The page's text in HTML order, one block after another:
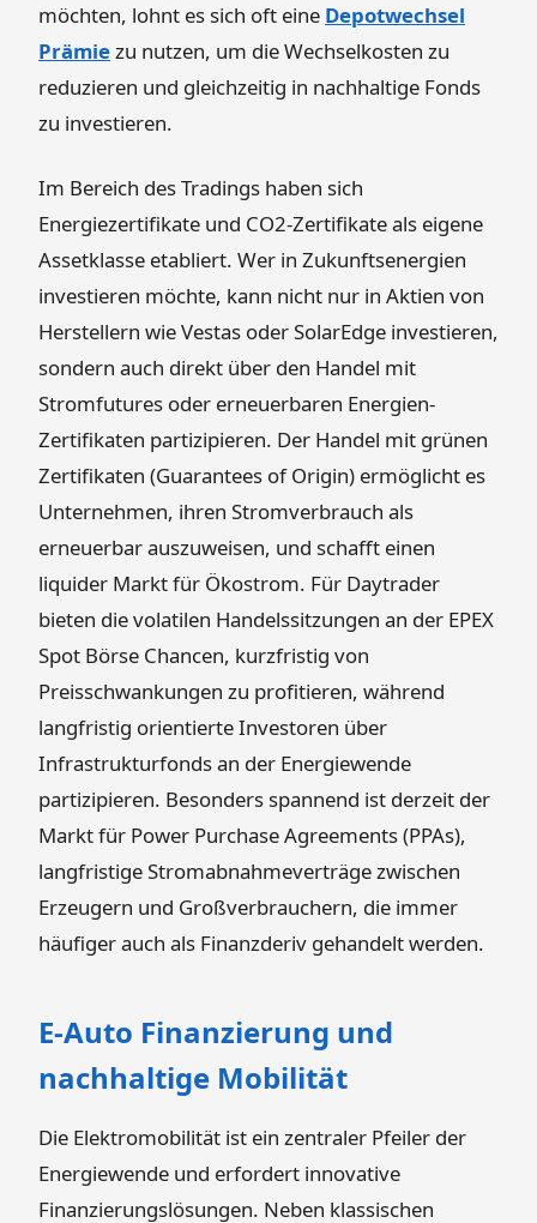
möchten, lohnt es sich oft eine Depotwechsel
Prämiezu nutzen, um die Wechselkosten zu
reduzieren und gleichzeitig in nachhaltige Fonds
zu investieren.
Im Bereich des Tradings haben sich
Energiezertifikate und CO2-Zertifikate als eigene
Assetklasse etabliert. Wer in Zukunftsenergien
investieren möchte, kann nicht nur in Aktien von
Herstellern wie Vestas oder SolarEdge investieren,
sondern auch direkt über den Handel mit
Stromfutures oder erneuerbaren Energien-
Zertifikaten partizipieren. Der Handel mit grünen
Zertifikaten (Guarantees of Origin) ermöglicht es
Unternehmen, ihren Stromverbrauch als
erneuerbar auszuweisen, und schafft einen
liquider Markt für Ökostrom. Für Daytrader
bieten die volatilen Handelssitzungen an der EPEX
Spot Börse Chancen, kurzfristig von
Preisschwankungen zu profitieren, während
langfristig orientierte Investoren über
Infrastrukturfonds an der Energiewende
partizipieren. Besonders spannend ist derzeit der
Markt für Power Purchase Agreements (PPAs),
langfristige Stromabnahmeverträge zwischen
Erzeugern und Großverbrauchern, die immer
häufiger auch als Finanzderiv gehandelt werden.
E-Auto Finanzierung und
nachhaltige Mobilität
Die Elektromobilität ist ein zentraler Pfeiler der
Energiewende und erfordert innovative
Finanzierungslösungen. Neben klassischen